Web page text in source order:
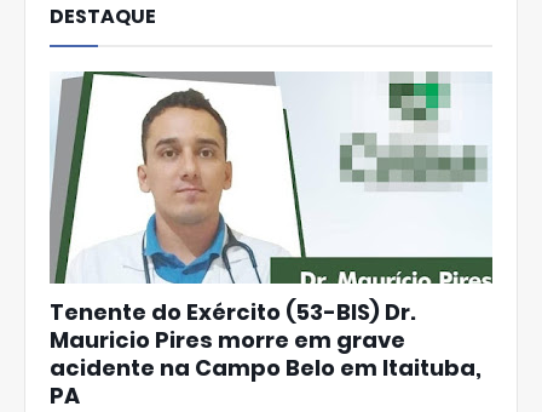
DESTAQUE
Tenente do Exército (53-BIS) Dr.
Mauricio Pires morre em grave
acidente na Campo Belo em Itaituba,
PA